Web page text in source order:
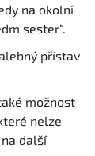
na okolní
sester“.
přístav
možnost
nelze
další